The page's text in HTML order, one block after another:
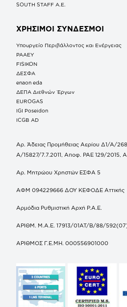
SOUTH STAFF Α.Ε.
ΧΡΗΣΙΜΟΙ ΣΥΝΔΕΣΜΟΙ
Υπουργείο Περιβάλλοντος και Ενέργειας
ΡΑΑΕΥ
FISIKON
ΔΕΣΦΑ
enaon eda
ΔΕΠΑ Διεθνών Έργων
EUROGAS
IGI Poseidon
ICGB AD
Αρ. Άδειας Προμήθειας Αερίου Δ1/Α/
Α/15827/7.7.2011, Αποφ. ΡΑΕ 129/2015,
Αρ. Μητρώου Χρηστών ΕΣΦΑ 5
ΑΦΜ 094229666 ΔΟΥ ΚΕΦΟΔΕ Αττικής
Αρμόδια Ρυθμιστική Αρχή Ρ.Α.Ε.
ΑΡΙΘΜ. Μ.Α.Ε. 17913/01ΑΤ/Β/88/
ΑΡΙΘΜΟΣ Γ.Ε.ΜΗ. 000556901000